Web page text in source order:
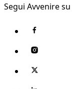
Segui Avvenire su